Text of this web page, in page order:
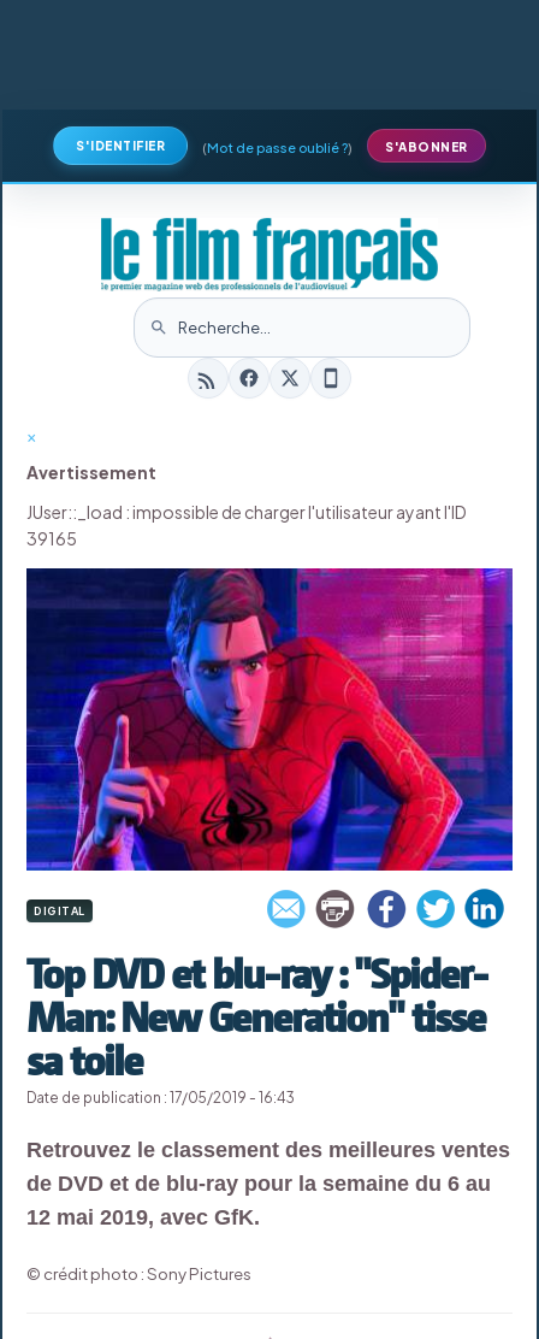
S'IDENTIFIER (Mot de passe oublié ?) S'ABONNER
×
Avertissement
JUser::_load : impossible de charger l'utilisateur ayant l'ID
39165
DIGITAL
Top DVD et blu-ray : "Spider-
Man: New Generation" tisse
sa toile
Date de publication : 17/05/2019 - 16:43
Retrouvez le classement des meilleures ventes
de DVD et de blu-ray pour la semaine du 6 au
12 mai 2019, avec GfK.
© crédit photo : Sony Pictures